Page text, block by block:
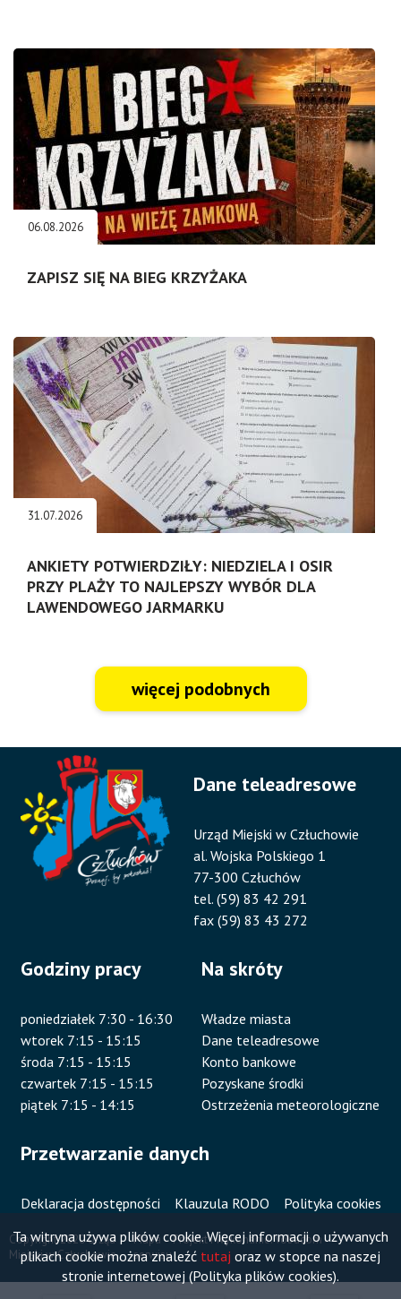
Ta witryna używa plików cookie. Więcej informacji o używanych
plikach cookie można znaleźć tutaj oraz w stopce na naszej
stronie internetowej (Polityka plików cookies).
06.08.2026
ZAPISZ SIĘ NA BIEG KRZYŻAKA
31.07.2026
ANKIETY POTWIERDZIŁY: NIEDZIELA I OSIR
PRZY PLAŻY TO NAJLEPSZY WYBÓR DLA
LAWENDOWEGO JARMARKU
więcej podobnych
Dane teleadresowe
Urząd Miejski w Człuchowie
al. Wojska Polskiego 1
77-300 Człuchów
tel. (59) 83 42 291
fax (59) 83 43 272
Godziny pracy
poniedziałek 7:30 - 16:30
wtorek 7:15 - 15:15
środa 7:15 - 15:15
czwartek 7:15 - 15:15
piątek 7:15 - 14:15
Na skróty
Władze miasta
Dane teleadresowe
Konto bankowe
Pozyskane środki
Ostrzeżenia meteorologiczne
Przetwarzanie danych
Deklaracja dostępności Klauzula RODO Polityka cookies
Copyright 2020 Urząd
Miejski w Człuchowie
Stopka
Mapa
serwisu
Projekt i wykonanie:Vobacom